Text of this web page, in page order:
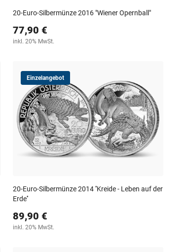
20-Euro-Silbermünze 2016 "Wiener Opernball"
77,90 €
inkl. 20% MwSt.
Einzelangebot
20-Euro-Silbermünze 2014 ''Kreide - Leben auf der
Erde''
89,90 €
inkl. 20% MwSt.